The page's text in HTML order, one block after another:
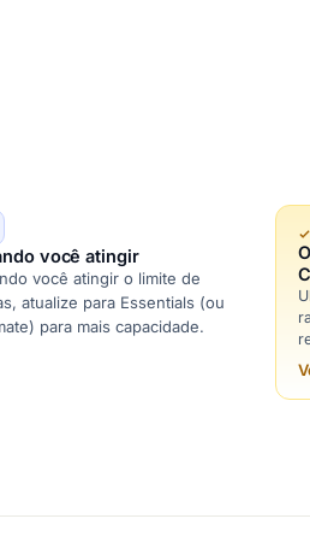
você atingir
você atingir o limite de
atualize para Essentials (ou
para mais capacidade.